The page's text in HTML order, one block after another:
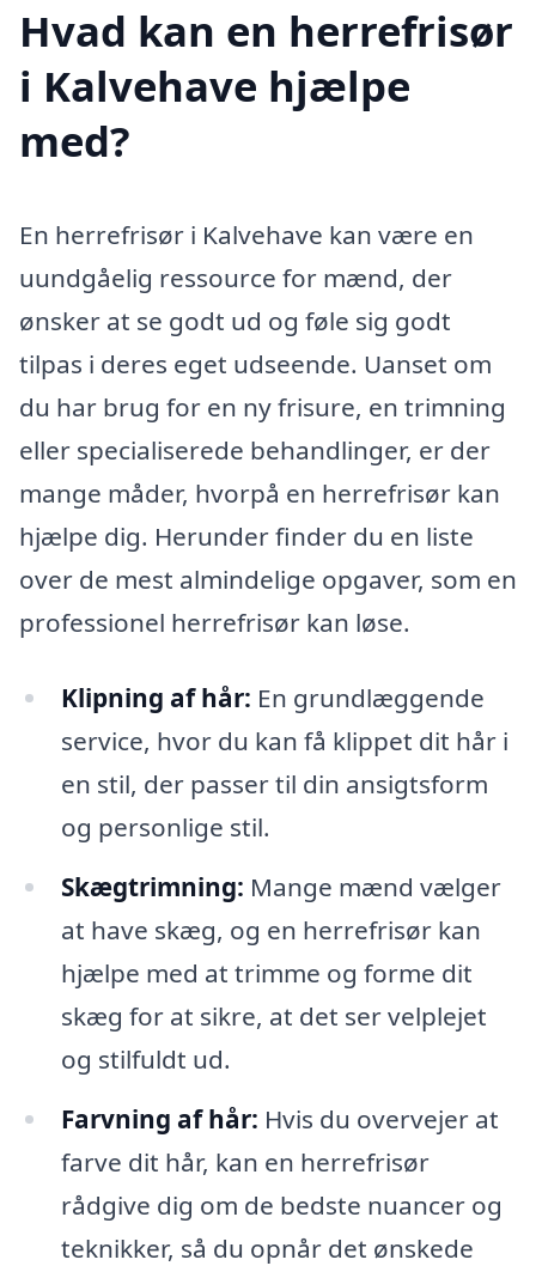
Hvad kan en herrefrisør
i Kalvehave hjælpe
med?
En herrefrisør i Kalvehave kan være en
uundgåelig ressource for mænd, der
ønsker at se godt ud og føle sig godt
tilpas i deres eget udseende. Uanset om
du har brug for en ny frisure, en trimning
eller specialiserede behandlinger, er der
mange måder, hvorpå en herrefrisør kan
hjælpe dig. Herunder finder du en liste
over de mest almindelige opgaver, som en
professionel herrefrisør kan løse.
Klipning af hår: En grundlæggende
service, hvor du kan få klippet dit hår i
en stil, der passer til din ansigtsform
og personlige stil.
Skægtrimning: Mange mænd vælger
at have skæg, og en herrefrisør kan
hjælpe med at trimme og forme dit
skæg for at sikre, at det ser velplejet
og stilfuldt ud.
Farvning af hår: Hvis du overvejer at
farve dit hår, kan en herrefrisør
rådgive dig om de bedste nuancer og
teknikker, så du opnår det ønskede